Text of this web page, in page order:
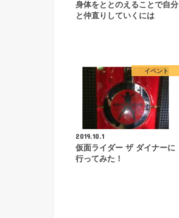
身体をととのえることで自分
と仲直りしていくには
イベント
2019.10.1
仮面ライダー ザ ダイナーに
行ってみた！